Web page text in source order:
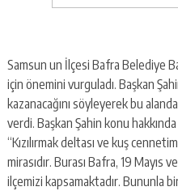
Samsun un İlçesi Bafra Belediye
için önemini vurguladı. Başkan
kazanacağını söyleyerek bu
verdi. Başkan Şahin konu
“Kızılırmak deltası ve kuş
mirasıdır. Burası Bafra, 19 Mayıs
ilçemizi kapsamaktadır. Bununla